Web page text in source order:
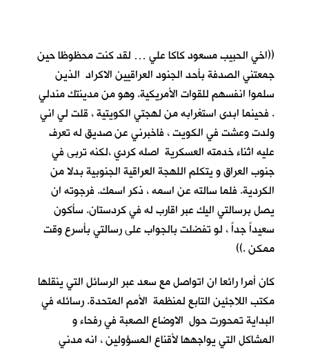
((اخي الحبيب مسعود كاكا علي … لقد كنت محظوظا حين
جمعتني الصدفة بأحد الجنود العراقيين الاكراد الذين
سلموا انفسهم للقوات الأمريكية. وهو من مدينتك مندلي
. فحينما ابدى استغرابه من لهجتي الكويتية ، قلت لي اني
ولدت وعشت في الكويت ، فاخبرني عن صديق له تعرف
عليه اثناء خدمته العسكرية اصله كردي ،لكنه تربى في
جنوب العراق و يتكلم اللهجة العراقية الجنوبية بدلا من
الكردية. فلما سالته عن اسمه ، ذكر اسمك. فرجوته ان
يصل برسالتي اليك عبر اقارب له في كردستان. سأكون
سعيداً جداً ، لو تفضلت بالجواب على رسالتي بأسرع وقت
ممكن .))
كان أمرا رائعا ان اتواصل مع سعد عبر الرسائل التي ينقلها
مكتب اللاجئين التابع لمنظمة الأمم المتحدة. رسائله في
البداية تمحورت حول الاوضاع الصعبة في رفحاء و
المشاكل التي يواجهها لأقناع المسؤولين ، انه مدني